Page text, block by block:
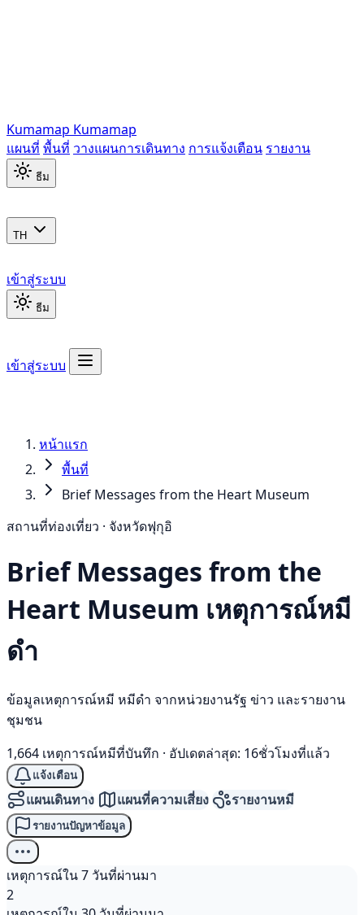
Kumamap Kumamap
แผนที่ พื้นที่ วางแผนการเดินทาง การแจ้งเตือน รายงาน
ธีม
TH
เข้าสู่ระบบ
ธีม
เข้าสู่ระบบ
หน้าแรก
พื้นที่
Brief Messages from the Heart Museum
สถานที่ท่องเที่ยว · จังหวัดฟุกุอิ
Brief Messages from the
Heart Museum เหตุการณ์หมี
ดำ
ข้อมูลเหตุการณ์หมี หมีดำ จากหน่วยงานรัฐ ข่าว และรายงาน
ชุมชน
1,664 เหตุการณ์หมีที่บันทึก · อัปเดตล่าสุด: 16ชั่วโมงที่แล้ว
แจ้งเตือน
แผนเดินทาง แผนที่ความเสี่ยง รายงานหมี
รายงานปัญหาข้อมูล
เหตุการณ์ใน 7 วันที่ผ่านมา
2